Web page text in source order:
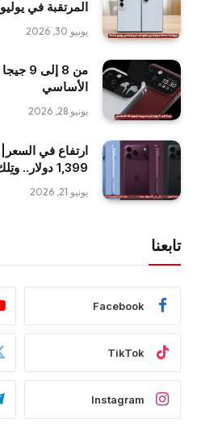
المرتقبة في يوليو 2026
يونيو 30, 2026
الأساسي
يونيو 28, 2026
1,399 دولار.. وتِلك أبرز المواصفات المتوقعة
يونيو 21, 2026
تابعنا
Facebook
TikTok
Instagram